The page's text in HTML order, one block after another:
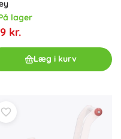
lager
kr.
Læg i kurv